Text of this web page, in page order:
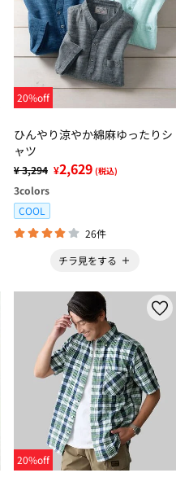
20%off
ひんやり涼やか綿麻ゆったりシ
ャツ
¥ 3,294 ¥2,629 (税込)
3colors
COOL
26件
チラ見をする
20%off